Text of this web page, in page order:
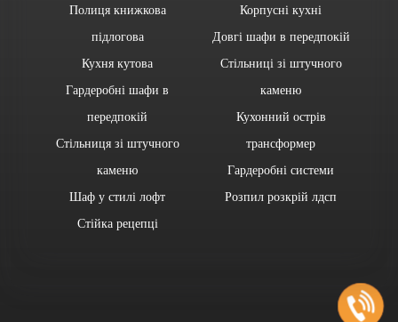
Полиця книжкова
підлогова
Кухня кутова
Гардеробні шафи в
передпокій
Стільниця зі штучного
каменю
Шаф у стилі лофт
Стійка рецепці
Корпусні кухні
Довгі шафи в передпокій
Стільниці зі штучного
каменю
Кухонний острів
трансформер
Гардеробні системи
Розпил розкрій лдсп